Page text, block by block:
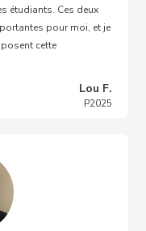
étudiants. Ces deux
pour moi, et je
cette
Lou F.
P2025